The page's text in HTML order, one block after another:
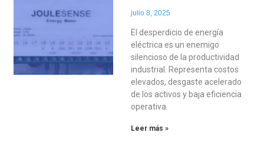
julio 8, 2025
El desperdicio de energía
eléctrica es un enemigo
silencioso de la productividad
industrial. Representa costos
elevados, desgaste acelerado
de los activos y baja eficiencia
operativa.
Leer más »